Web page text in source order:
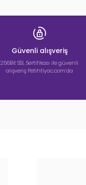
Güvenli alışveriş
256Bit SSL Sertifikası ile güvenli
alışveriş Petihtiyac.com’da